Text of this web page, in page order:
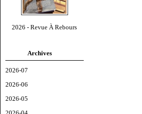
2026 - Revue À Rebours
Archives
2026-07
2026-06
2026-05